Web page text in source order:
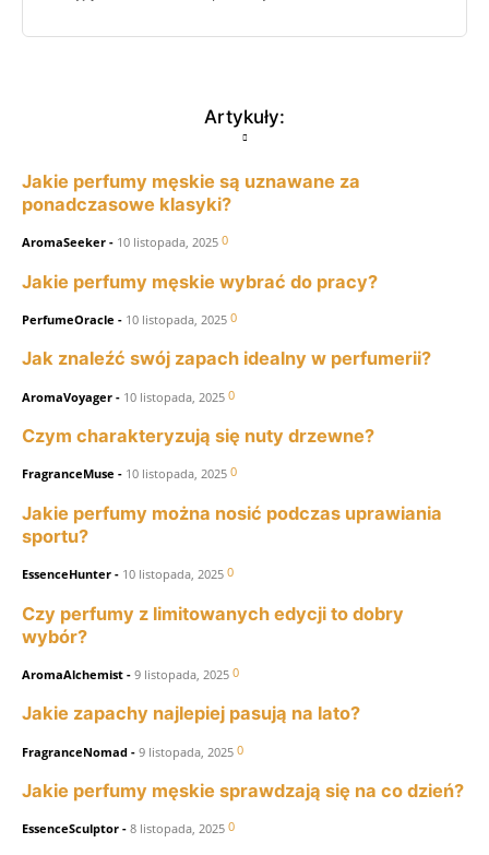
Artykuły:
Jakie perfumy męskie są uznawane za
ponadczasowe klasyki?
AromaSeeker - 10 listopada, 2025 0
Jakie perfumy męskie wybrać do pracy?
PerfumeOracle - 10 listopada, 2025 0
Jak znaleźć swój zapach idealny w perfumerii?
AromaVoyager - 10 listopada, 2025 0
Czym charakteryzują się nuty drzewne?
FragranceMuse - 10 listopada, 2025 0
Jakie perfumy można nosić podczas uprawiania
sportu?
EssenceHunter - 10 listopada, 2025 0
Czy perfumy z limitowanych edycji to dobry
wybór?
AromaAlchemist - 9 listopada, 2025 0
Jakie zapachy najlepiej pasują na lato?
FragranceNomad - 9 listopada, 2025 0
Jakie perfumy męskie sprawdzają się na co dzień?
EssenceSculptor - 8 listopada, 2025 0